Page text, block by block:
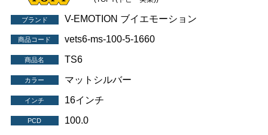
ブランド V-EMOTION ブイエモーション
商品コード vets6-ms-100-5-1660
商品名 TS6
カラー マットシルバー
インチ 16インチ
PCD 100.0